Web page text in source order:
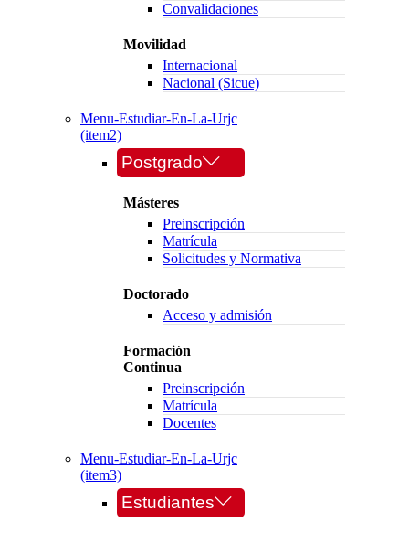
Convalidaciones
Movilidad
Internacional
Nacional (Sicue)
Menu-Estudiar-En-La-Urjc
(item2)
Postgrado
Másteres
Preinscripción
Matrícula
Solicitudes y Normativa
Doctorado
Acceso y admisión
Formación
Continua
Preinscripción
Matrícula
Docentes
Menu-Estudiar-En-La-Urjc
(item3)
Estudiantes